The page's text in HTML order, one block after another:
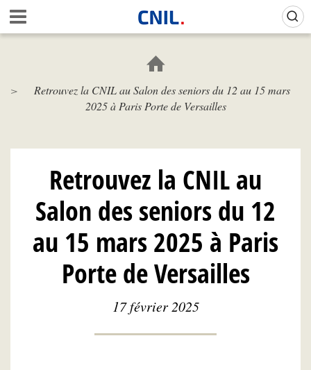
Aller
au
contenu
c
i
l
N
I
L
Retrouvez la CNIL au Salon des seniors du 12 au 15 mars
2025 à Paris Porte de Versailles
Retrouvez la CNIL au
Salon des seniors du 12
au 15 mars 2025 à Paris
Porte de Versailles
17 février 2025
Gestion de vos préférences sur les cookies (témoins de connexion)